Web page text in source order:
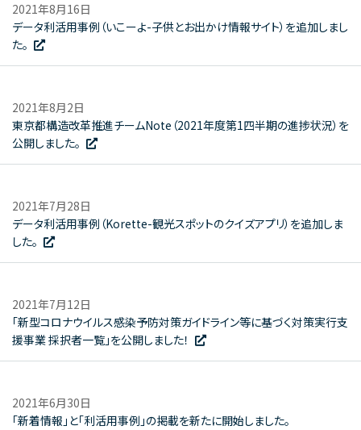
2021年8月16日
データ利活用事例（いこーよ-子供とお出かけ情報サイト）を追加しまし
た。
2021年8月2日
東京都構造改革推進チームNote（2021年度第1四半期の進捗状況）を
公開しました。
2021年7月28日
データ利活用事例（Korette-観光スポットのクイズアプリ）を追加しま
した。
2021年7月12日
「新型コロナウイルス感染予防対策ガイドライン等に基づく対策実行支
援事業 採択者一覧」を公開しました！
2021年6月30日
「新着情報」と「利活用事例」の掲載を新たに開始しました。